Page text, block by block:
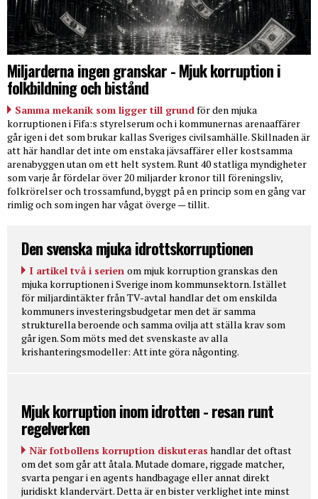
Miljarderna ingen granskar - Mjuk korruption i
folkbildning och bistånd
Samma mekanik som ligger till grundför den mjuka
korruptionen i Fifa:s styrelserum och i kommunernas arenaaffärer
går igen i det som brukar kallas Sveriges civilsamhälle. Skillnaden är
att här handlar det inte om enstaka jävsaffärer eller kostsamma
arenabyggen utan om ett helt system. Runt 40 statliga myndigheter
som varje år fördelar över 20 miljarder kronor till föreningsliv,
folkrörelser och trossamfund, byggt på en princip som en gång var
rimlig och som ingen har vågat överge — tillit.
Den svenska mjuka idrottskorruptionen
I artikel två i serien om mjuk korruption granskas den
mjuka korruptionen i Sverige inom kommunsektorn. Istället
för miljardintäkter från TV-avtal handlar det om enskilda
kommuners investeringsbudgetar men det är samma
strukturella beroende och samma ovilja att ställa krav som
går igen. Som möts med det svenskaste av alla
krishanteringsmodeller: Att inte göra någonting.
Mjuk korruption inom idrotten - resan runt
regelverken
När fotbollens korruption diskuteras handlar det oftast
om det som går att åtala. Mutade domare, riggade matcher,
svarta pengar i en agents handbagage eller annat direkt
juridiskt klandervärt. Detta är en bister verklighet inte minst